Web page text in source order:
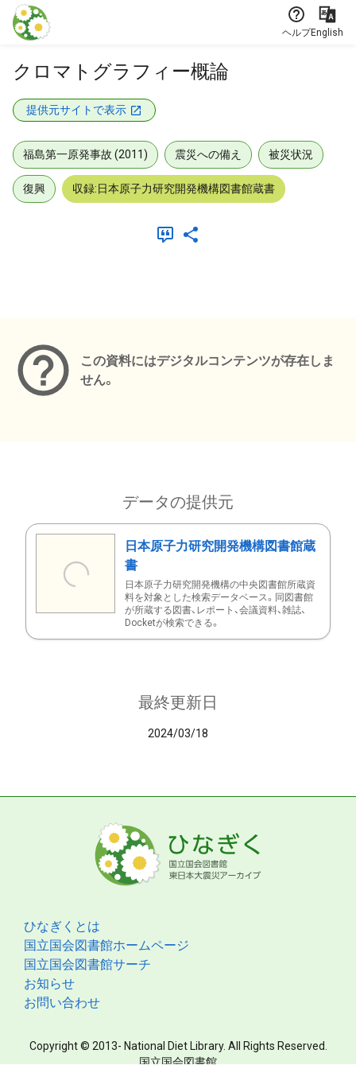
本文に飛ぶ
ヘルプEnglish
クロマトグラフィー概論
提供元サイトで表示
福島第一原発事故 (2011) 震災への備え 被災状況
復興 収録:日本原子力研究開発機構図書館蔵書
この資料にはデジタルコンテンツが存在しま
せん。
データの提供元
日本原子力研究開発機構図書館蔵
書
日本原子力研究開発機構の中央図書館所蔵資
料を対象とした検索データベース。同図書館
が所蔵する図書、レポート、会議資料、雑誌、
Docketが検索できる。
最終更新日
2024/03/18
ひなぎくとは
国立国会図書館ホームページ
国立国会図書館サーチ
お知らせ
お問い合わせ
Copyright © 2013- National Diet Library. All Rights Reserved.